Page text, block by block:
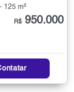
125 m²
R$ 950.000